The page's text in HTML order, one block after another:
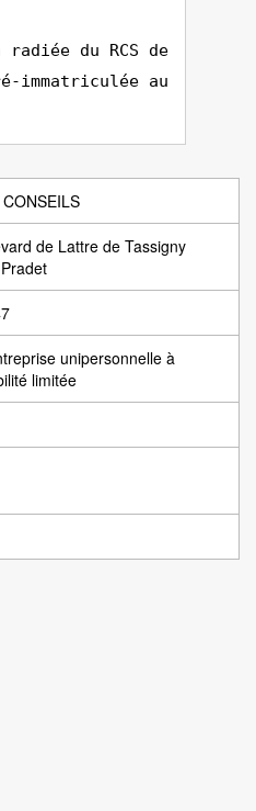
du RCS de
immatriculée au
de Lattre de Tassigny
unipersonnelle à
limitée